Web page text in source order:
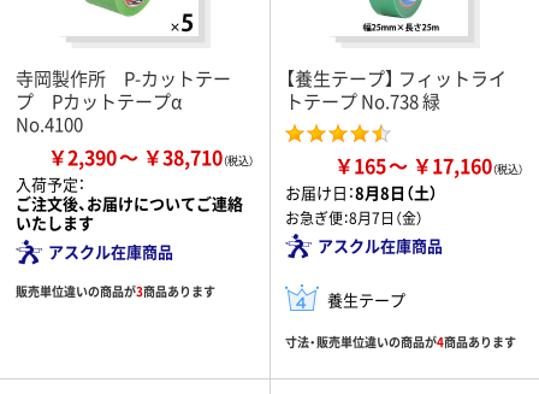
寺岡製作所 P-カットテー
プ Pカットテープα
No.4100
￥2,390 ￥38,710
入荷予定：
ご注文後、お届けについてご連絡
いたします
アスクル在庫商品
販売単位違いの商品が3商品あります
【養生テープ】 フィットライ
トテープ No.738 緑
￥165 ￥17,160
お届け日：8月8日（土）
お急ぎ便：8月7日（金）
アスクル在庫商品
養生テープ
寸法・販売単位違いの商品が4商品あります